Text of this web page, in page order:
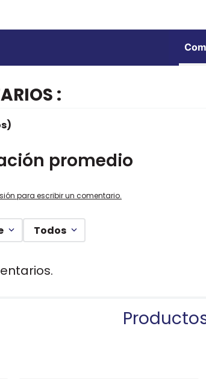
promedio
para escribir un comentario.
Todos